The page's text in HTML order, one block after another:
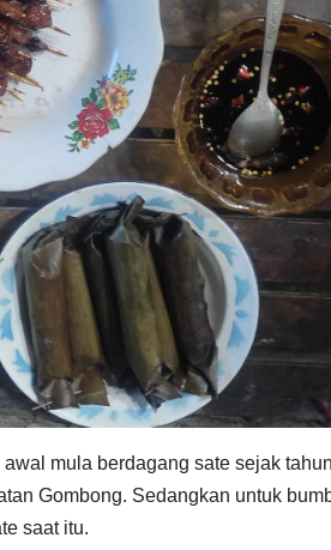
mula berdagang sate sejak
Gombong. Sedangkan untuk
saat itu.